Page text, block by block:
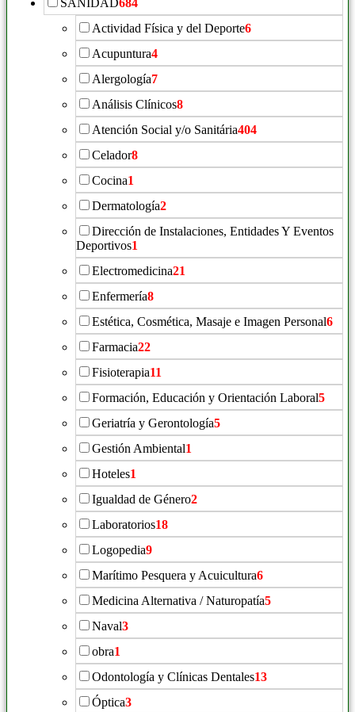
SANIDAD684
Actividad Física y del Deporte6
Acupuntura4
Alergología7
Análisis Clínicos8
Atención Social y/o Sanitária404
Celador8
Cocina1
Dermatología2
Dirección de Instalaciones, Entidades Y Eventos
Deportivos1
Electromedicina21
Enfermería8
Estética, Cosmética, Masaje e Imagen Personal6
Farmacia22
Fisioterapia11
Formación, Educación y Orientación Laboral5
Geriatría y Gerontología5
Gestión Ambiental1
Hoteles1
Igualdad de Género2
Laboratorios18
Logopedia9
Marítimo Pesquera y Acuicultura6
Medicina Alternativa / Naturopatía5
Naval3
obra1
Odontología y Clínicas Dentales13
Óptica3